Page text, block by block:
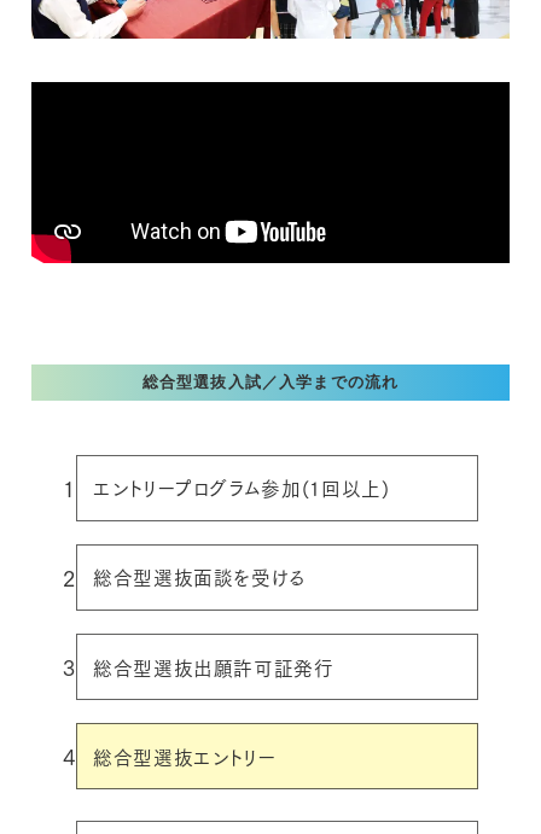
総合型選抜入試／入学までの流れ
1 エントリープログラム参加(1回以上)
2 総合型選抜面談を受ける
3 総合型選抜出願許可証発行
4 総合型選抜エントリー